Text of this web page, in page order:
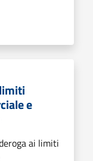
e
ai limiti